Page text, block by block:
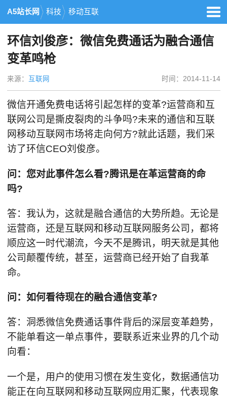
A5站长网 科技 移动互联
环信刘俊彦：微信免费通话为融合通信
变革鸣枪
来源： 互联网 时间：2014-11-14
微信开通免费电话将引起怎样的变革?运营商和互
联网公司是撕皮裂肉的斗争吗?未来的通信和互联
网移动互联网市场将走向何方?就此话题，我们采
访了环信CEO刘俊彦。
问：您对此事件怎么看?腾讯是在革运营商的命
吗?
答：我认为，这就是融合通信的大势所趋。无论是
运营商，还是互联网和移动互联网服务公司，都将
顺应这一时代潮流，今天不是腾讯，明天就是其他
公司颠覆传统，甚至，运营商已经开始了自我革
命。
问：如何看待现在的融合通信变革?
答：洞悉微信免费通话事件背后的深层变革趋势，
不能单看这一单点事件，要联系近来业界的几个动
向看：
一个是，用户的使用习惯在发生变化，数据通信功
能正在向互联网和移动互联网应用汇聚，代表现象